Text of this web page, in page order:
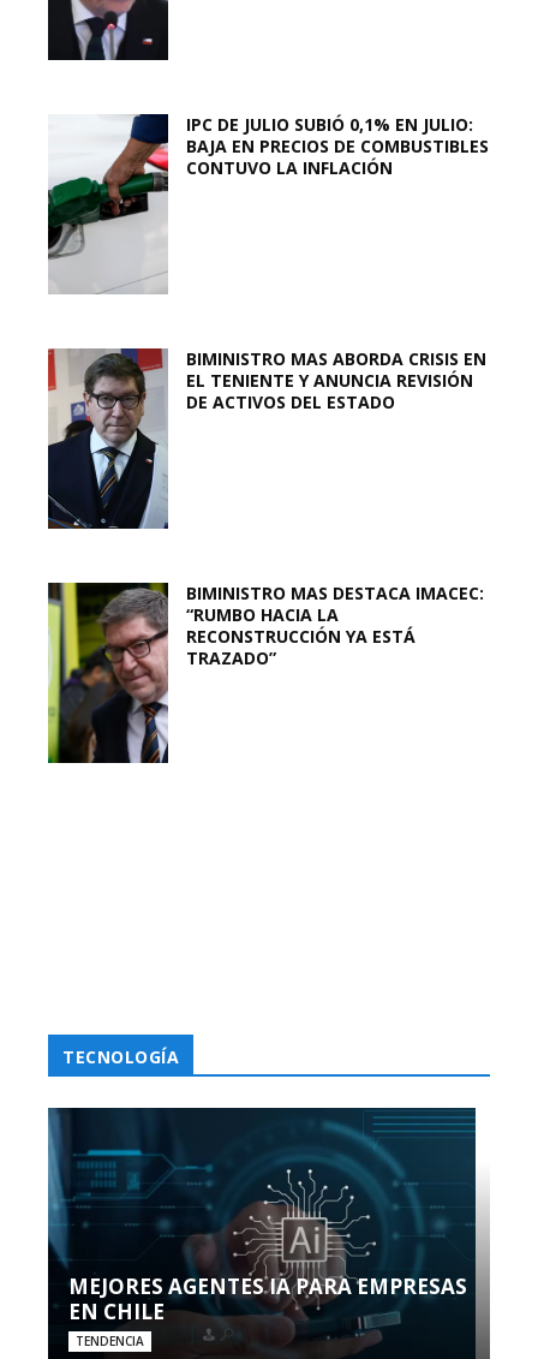
IPC DE JULIO SUBIÓ 0,1% EN JULIO:
BAJA EN PRECIOS DE COMBUSTIBLES
CONTUVO LA INFLACIÓN
BIMINISTRO MAS ABORDA CRISIS EN
EL TENIENTE Y ANUNCIA REVISIÓN
DE ACTIVOS DEL ESTADO
BIMINISTRO MAS DESTACA IMACEC:
“RUMBO HACIA LA
RECONSTRUCCIÓN YA ESTÁ
TRAZADO”
TECNOLOGÍA
MEJORES AGENTES IA PARA EMPRESAS
EN CHILE
TENDENCIA